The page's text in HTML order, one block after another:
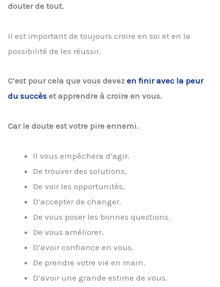
douter de tout.
Il est important de toujours croire en soi et en la
possibilité de les réussir.
C’est pour cela que vous devez en finir avec la peur
du succès et apprendre à croire en vous.
Car le doute est votre pire ennemi.
Il vous empêchera d’agir.
De trouver des solutions,
De voir les opportunités,
D’accepter de changer.
De vous poser les bonnes questions.
De vous améliorer.
D’avoir confiance en vous.
De prendre votre vie en main.
D’avoir une grande estime de vous.